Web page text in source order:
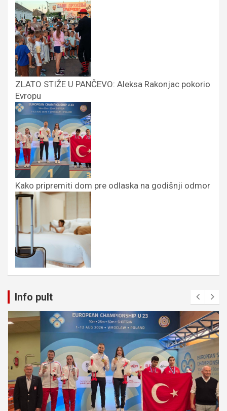
ZLATO STIŽE U PANČEVO: Aleksa Rakonjac pokorio
Evropu
Kako pripremiti dom pre odlaska na godišnji odmor
Info pult